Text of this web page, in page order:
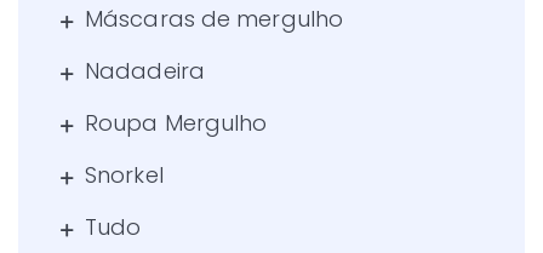
Máscaras de mergulho
Nadadeira
Roupa Mergulho
Snorkel
Tudo